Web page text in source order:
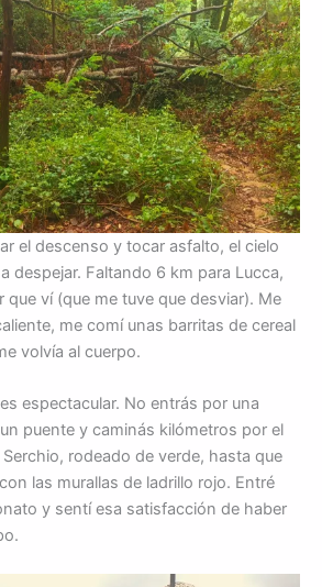
el descenso y tocar asfalto, el cielo
despejar. Faltando 6 km para Lucca,
que ví (que me tuve que desviar). Me
me comí unas barritas de cereal
volvía al cuerpo.
es espectacular. No entrás por una
puente y caminás kilómetros por el
rodeado de verde, hasta que
las murallas de ladrillo rojo. Entré
y sentí esa satisfacción de haber